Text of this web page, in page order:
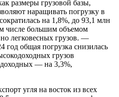
размеры грузовой базы,
наращивать погрузку в
на 1,8%, до 93,1 млн
числе большим объемом
легковесных грузов. —
год общая погрузка снизилась
грузов
— на 3,3%,
угля на восток из всех